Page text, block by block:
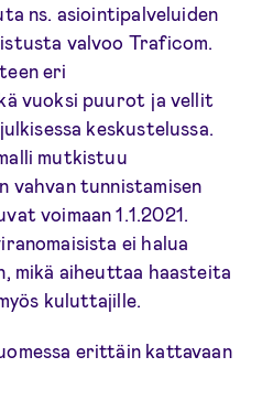
ns. asiointipalveluiden
valvoo Traficom.
eri
vuoksi puurot ja vellit
keskustelussa.
mutkistuu
vahvan tunnistamisen
voimaan 1.1.2021.
ei halua
mikä aiheuttaa haasteita
kuluttajille.
erittäin kattavaan